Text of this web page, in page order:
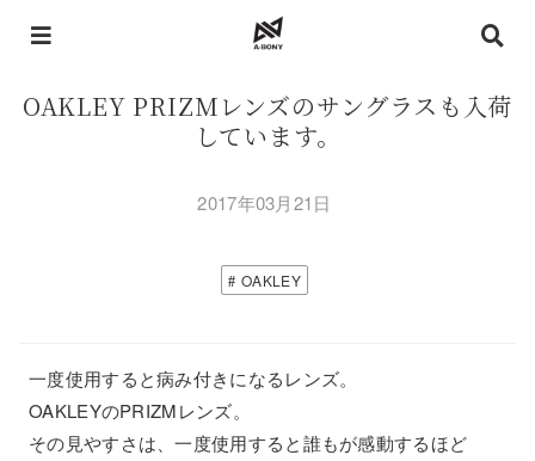
OAKLEY PRIZMレンズのサングラスも入荷
しています。
2017年03月21日
OAKLEY
一度使用すると病み付きになるレンズ。
OAKLEYのPRIZMレンズ。
その見やすさは、一度使用すると誰もが感動するほど